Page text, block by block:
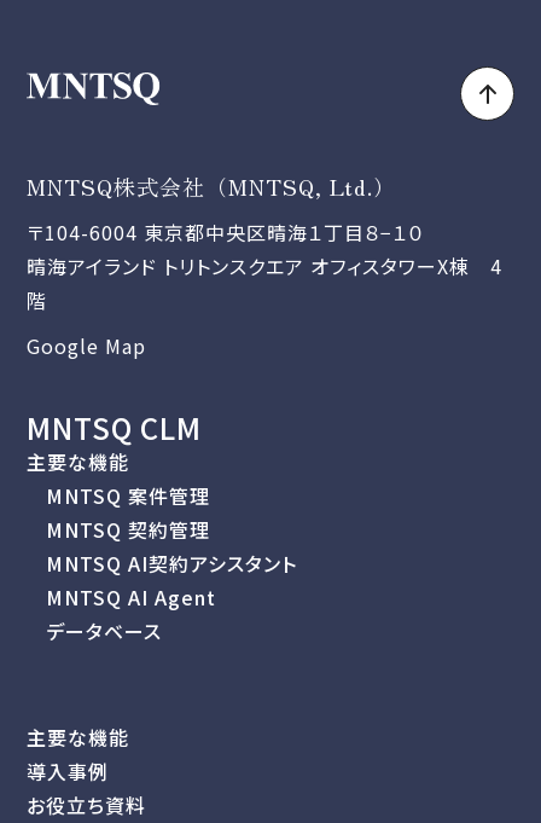
MNTSQ株式会社（MNTSQ, Ltd.）
〒104-6004 東京都中央区晴海１丁目８−１０
晴海アイランド トリトンスクエア オフィスタワーX棟 4
階
Google Map
MNTSQ CLM
主要な機能
MNTSQ 案件管理
MNTSQ 契約管理
MNTSQ AI契約アシスタント
MNTSQ AI Agent
データベース
主要な機能
導入事例
お役立ち資料